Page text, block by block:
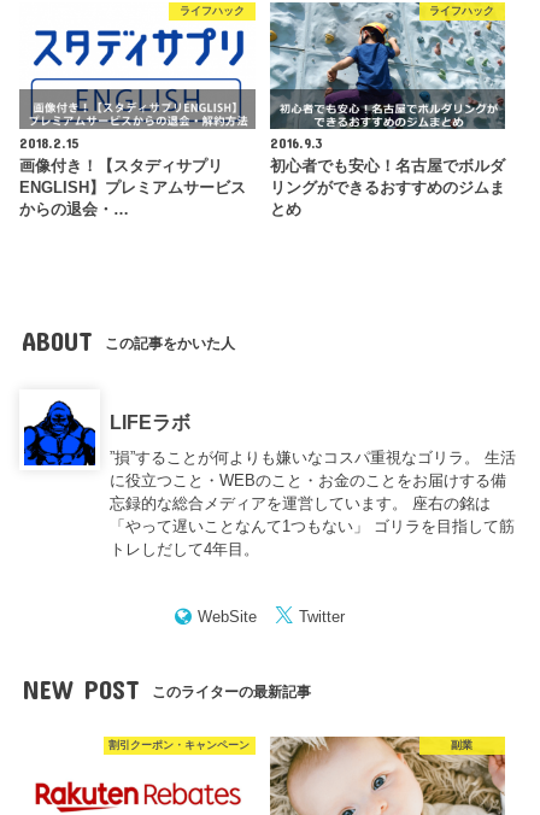
ライフハック
2018.2.15
画像付き！【スタディサプリ
ENGLISH】プレミアムサービス
からの退会・…
ライフハック
2016.9.3
初心者でも安心！名古屋でボルダ
リングができるおすすめのジムま
とめ
ABOUT この記事をかいた人
LIFEラボ
”損”することが何よりも嫌いなコスパ重視なゴリラ。 生活
に役立つこと・WEBのこと・お金のことをお届けする備
忘録的な総合メディアを運営しています。 座右の銘は
「やって遅いことなんて1つもない」 ゴリラを目指して筋
トレしだして4年目。
WebSite Twitter
NEW POST このライターの最新記事
割引クーポン・キャンペーン 副業